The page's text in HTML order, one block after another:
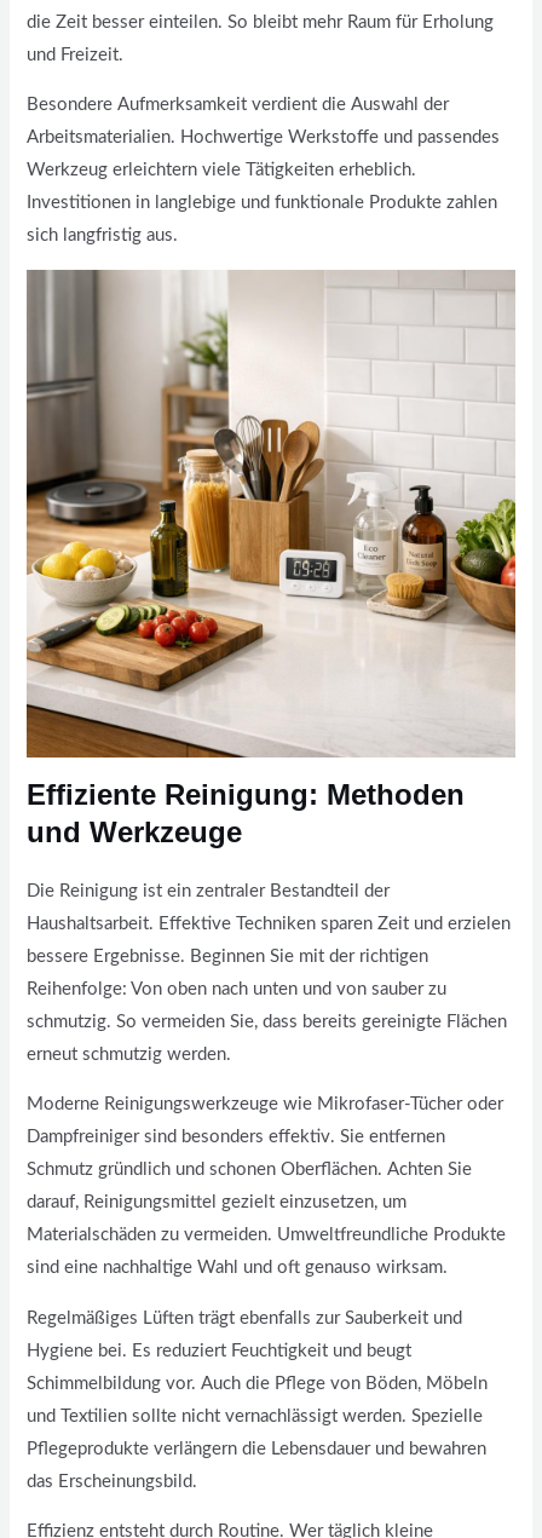
die Zeit besser einteilen. So bleibt mehr Raum für Erholung
und Freizeit.
Besondere Aufmerksamkeit verdient die Auswahl der
Arbeitsmaterialien. Hochwertige Werkstoffe und passendes
Werkzeug erleichtern viele Tätigkeiten erheblich.
Investitionen in langlebige und funktionale Produkte zahlen
sich langfristig aus.
Effiziente Reinigung: Methoden
und Werkzeuge
Die Reinigung ist ein zentraler Bestandteil der
Haushaltsarbeit. Effektive Techniken sparen Zeit und erzielen
bessere Ergebnisse. Beginnen Sie mit der richtigen
Reihenfolge: Von oben nach unten und von sauber zu
schmutzig. So vermeiden Sie, dass bereits gereinigte Flächen
erneut schmutzig werden.
Moderne Reinigungswerkzeuge wie Mikrofaser-Tücher oder
Dampfreiniger sind besonders effektiv. Sie entfernen
Schmutz gründlich und schonen Oberflächen. Achten Sie
darauf, Reinigungsmittel gezielt einzusetzen, um
Materialschäden zu vermeiden. Umweltfreundliche Produkte
sind eine nachhaltige Wahl und oft genauso wirksam.
Regelmäßiges Lüften trägt ebenfalls zur Sauberkeit und
Hygiene bei. Es reduziert Feuchtigkeit und beugt
Schimmelbildung vor. Auch die Pflege von Böden, Möbeln
und Textilien sollte nicht vernachlässigt werden. Spezielle
Pflegeprodukte verlängern die Lebensdauer und bewahren
das Erscheinungsbild.
Effizienz entsteht durch Routine. Wer täglich kleine